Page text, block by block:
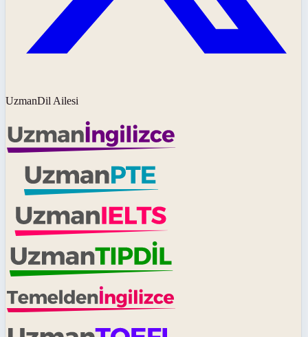
UzmanDil Ailesi